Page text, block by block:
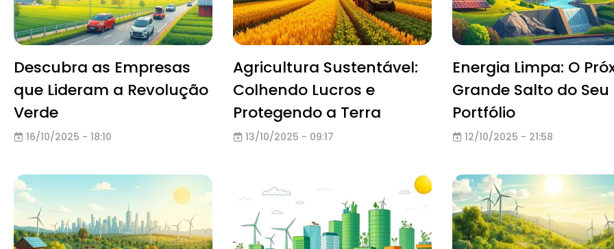
Descubra as Empresas
que Lideram a Revolução
Verde
16/10/2025 - 18:10
Agricultura Sustentável:
Colhendo Lucros e
Protegendo a Terra
13/10/2025 - 09:17
Energia Limpa: O
Grande Salto do Seu
Portfólio
12/10/2025 - 21:58